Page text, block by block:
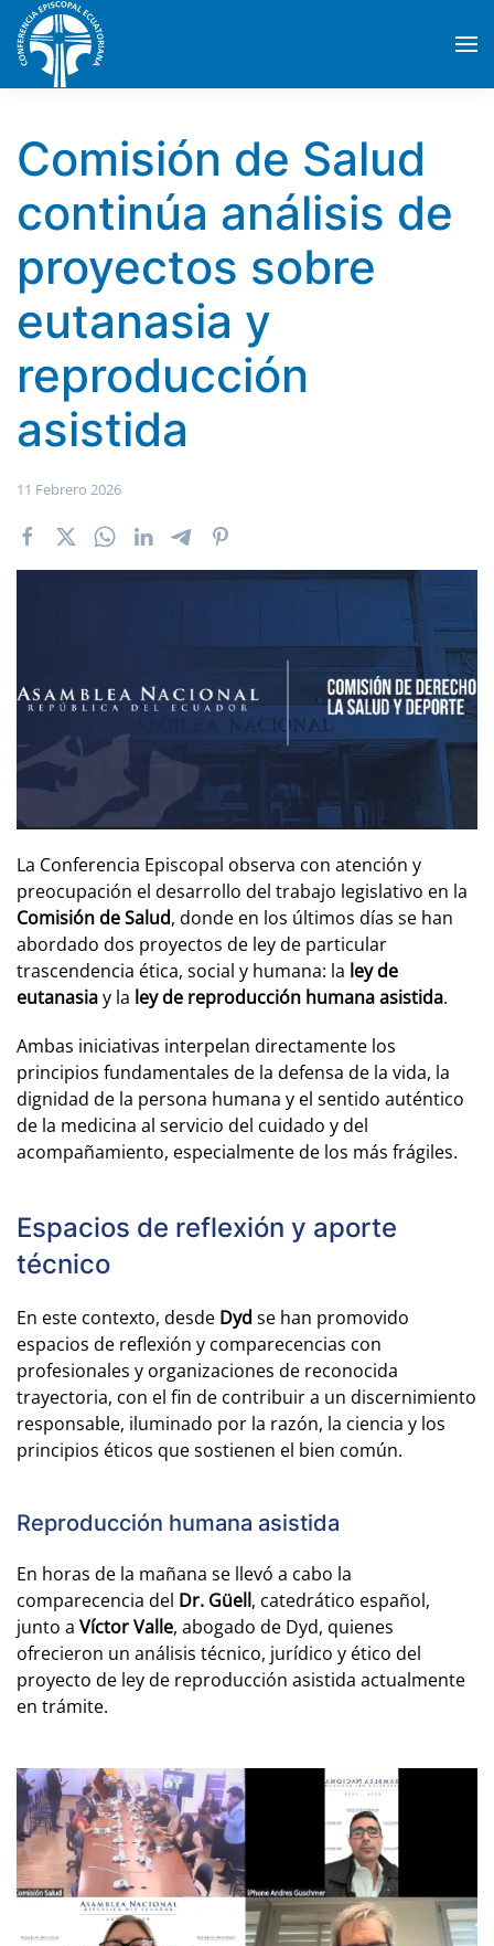
Skip to main content
Comisión de Salud
continúa análisis de
proyectos sobre
eutanasia y
reproducción
asistida
11 Febrero 2026
La Conferencia Episcopal observa con atención y
preocupación el desarrollo del trabajo legislativo en la
Comisión de Salud, donde en los últimos días se han
abordado dos proyectos de ley de particular
trascendencia ética, social y humana: la ley de
eutanasiay la ley de reproducción humana asistida.
Ambas iniciativas interpelan directamente los
principios fundamentales de la defensa de la vida, la
dignidad de la persona humana y el sentido auténtico
de la medicina al servicio del cuidado y del
acompañamiento, especialmente de los más frágiles.
Espacios de reflexión y aporte
técnico
En este contexto, desde Dyd se han promovido
espacios de reflexión y comparecencias con
profesionales y organizaciones de reconocida
trayectoria, con el fin de contribuir a un discernimiento
responsable, iluminado por la razón, la ciencia y los
principios éticos que sostienen el bien común.
Reproducción humana asistida
En horas de la mañana se llevó a cabo la
comparecencia del Dr. Güell, catedrático español,
junto a Víctor Valle, abogado de Dyd, quienes
ofrecieron un análisis técnico, jurídico y ético del
proyecto de ley de reproducción asistida actualmente
en trámite.